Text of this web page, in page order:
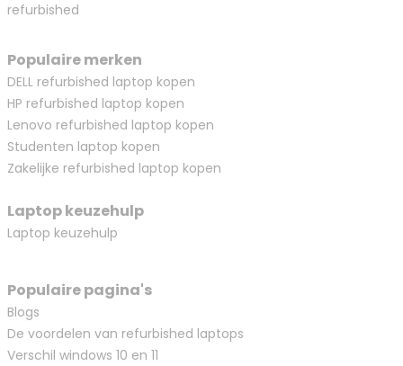
refurbished
Populaire merken
DELL refurbished laptop kopen
HP refurbished laptop kopen
Lenovo refurbished laptop kopen
Studenten laptop kopen
Zakelijke refurbished laptop kopen
Laptop keuzehulp
Laptop keuzehulp
Populaire pagina's
Blogs
De voordelen van refurbished laptops
Verschil windows 10 en 11